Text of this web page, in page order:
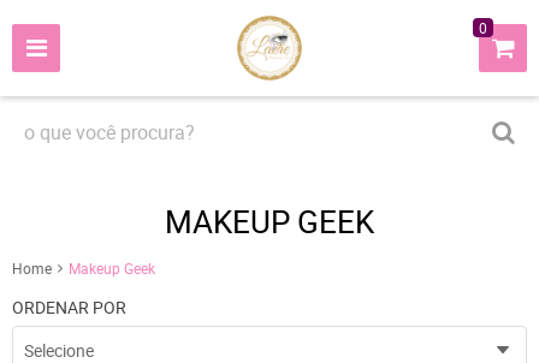
0
MAKEUP GEEK
Home Makeup Geek
ORDENAR POR
Selecione